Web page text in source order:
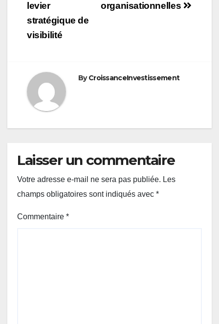
organisationnelles
levier
stratégique de
visibilité
ByCroissanceInvestissement
Laisser un commentaire
Votre adresse e-mail ne sera pas publiée. Les
champs obligatoires sont indiqués avec *
Commentaire *